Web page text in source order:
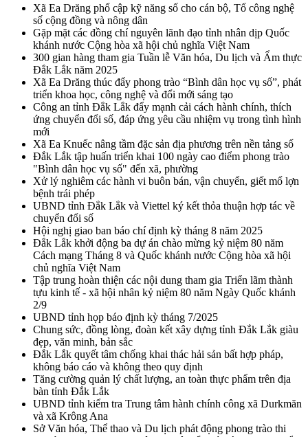
Xã Ea Drăng phổ cập kỹ năng số cho cán bộ, Tổ công nghệ
số cộng đồng và nông dân
Gặp mặt các đồng chí nguyên lãnh đạo tỉnh nhân dịp Quốc
khánh nước Cộng hòa xã hội chủ nghĩa Việt Nam
300 gian hàng tham gia Tuần lễ Văn hóa, Du lịch và Ẩm thực
Đắk Lắk năm 2025
Xã Ea Drăng thúc đẩy phong trào “Bình dân học vụ số”, phát
triển khoa học, công nghệ và đổi mới sáng tạo
Công an tỉnh Đắk Lắk đẩy mạnh cải cách hành chính, thích
ứng chuyển đổi số, đáp ứng yêu cầu nhiệm vụ trong tình hình
mới
Xã Ea Knuếc nâng tầm đặc sản địa phương trên nền tảng số
Đắk Lắk tập huấn triển khai 100 ngày cao điểm phong trào
"Bình dân học vụ số" đến xã, phường
Xử lý nghiêm các hành vi buôn bán, vận chuyển, giết mổ lợn
bệnh trái phép
UBND tỉnh Đắk Lắk và Viettel ký kết thỏa thuận hợp tác về
chuyển đổi số
Hội nghị giao ban báo chí định kỳ tháng 8 năm 2025
Đắk Lắk khởi động ba dự án chào mừng kỷ niệm 80 năm
Cách mạng Tháng 8 và Quốc khánh nước Cộng hòa xã hội
chủ nghĩa Việt Nam
Tập trung hoàn thiện các nội dung tham gia Triển lãm thành
tựu kinh tế - xã hội nhân kỷ niệm 80 năm Ngày Quốc khánh
2/9
UBND tỉnh họp báo định kỳ tháng 7/2025
Chung sức, đồng lòng, đoàn kết xây dựng tỉnh Đắk Lắk giàu
đẹp, văn minh, bản sắc
Đắk Lắk quyết tâm chống khai thác hải sản bất hợp pháp,
không báo cáo và không theo quy định
Tăng cường quản lý chất lượng, an toàn thực phẩm trên địa
bàn tỉnh Đắk Lắk
UBND tỉnh kiểm tra Trung tâm hành chính công xã Durkmăn
và xã Krông Ana
Sở Văn hóa, Thể thao và Du lịch phát động phong trào thi